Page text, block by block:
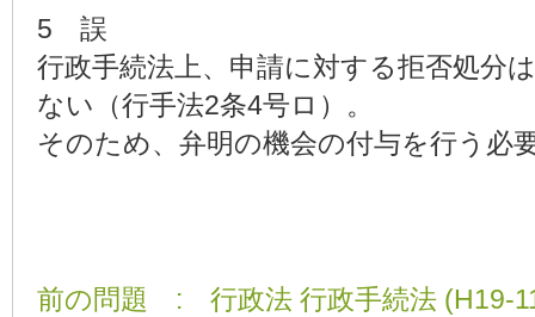
5 誤
行政手続法上、申請に対する拒否処分
ない（行手法2条4号ロ）。
そのため、弁明の機会の付与を行う必
前の問題 : 行政法 行政手続法 (H19-